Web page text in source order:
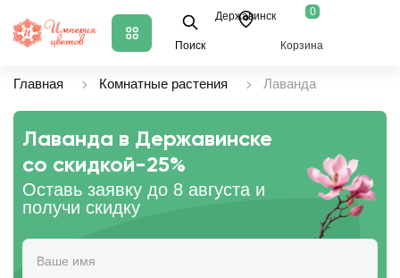
Поиск
Державинск 0
Корзина
Главная Комнатные растения Лаванда
Лаванда в Державинске
со скидкой-25%
Оставь заявку до 8 августа и
получи скидку